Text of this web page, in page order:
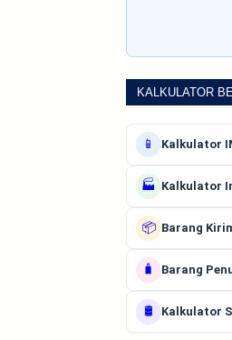
KALKULATOR
📱 Kalkulator
🏭 Kalkulator
📦 Barang
🧳 Barang
🛢️ Kalkulator